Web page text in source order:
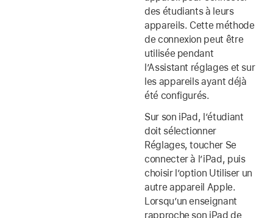
des étudiants à leurs
appareils. Cette méthode
de connexion peut être
utilisée pendant
l’Assistant réglages et sur
les appareils ayant déjà
été configurés.
Sur son iPad, l’étudiant
doit sélectionner
Réglages, toucher Se
connecter à l’iPad, puis
choisir l’option Utiliser un
autre appareil Apple.
Lorsqu’un enseignant
rapproche son iPad de